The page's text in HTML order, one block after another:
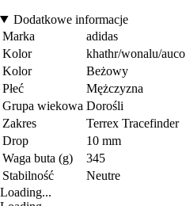
Dodatkowe informacje
Marka
adidas
Kolor
khathr/wonalu/auco
Kolor
Beżowy
Płeć
Mężczyzna
Grupa wiekowa Dorośli
Zakres
Terrex Tracefinder
Drop
10 mm
Waga buta (g)
345
Stabilność
Neutre
Loading...